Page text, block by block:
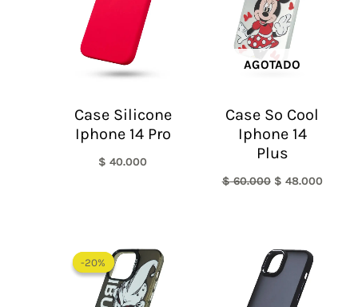
Case Silicone
Iphone 14 Pro
$ 40.000
AGOTADO
Case So Cool
Iphone 14
Plus
$60.000 $ 48.000
-20%
-20%
precio
original
era:
$ 60.000.